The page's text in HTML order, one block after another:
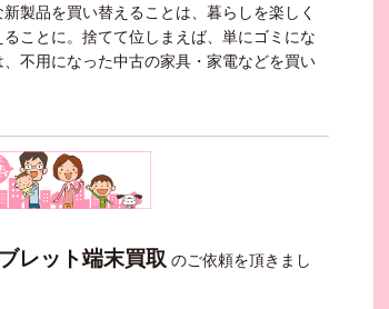
製品を買い替えることは、暮らしを楽しく
ことに。捨てて位しまえば、単にゴミにな
不用になった中古の家具・家電などを買い
レット端末買取 のご依頼を頂きまし